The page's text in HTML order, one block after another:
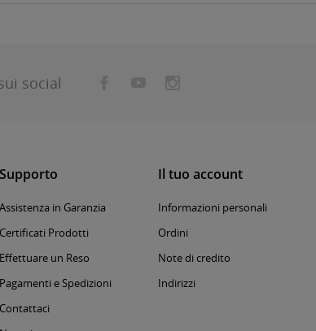
social
Supporto
Assistenza in Garanzia
Certificati Prodotti
Effettuare un Reso
Pagamenti e Spedizioni
Contattaci
Il tuo account
Informazioni personali
Ordini
Note di credito
Indirizzi